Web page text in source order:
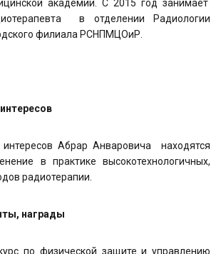
академии. С 2015 год занимает
в отделении Радиологии
филиала РСНПМЦОиР.
Абрар Анваровича находятся
в практике высокотехнологичных,
радиотерапии.
награды
по физической защите и управлению